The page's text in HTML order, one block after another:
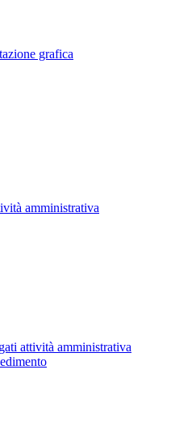
grafica
amministrativa
attività amministrativa